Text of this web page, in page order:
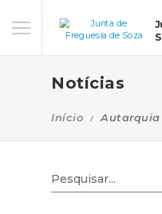
Notícias
Início Autarquia